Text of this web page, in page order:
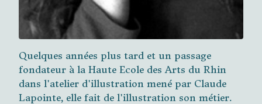
Quelques années plus tard et un passage
fondateur à la Haute Ecole des Arts du Rhin
dans l'atelier d'illustration mené par Claude
Lapointe, elle fait de l'illustration son métier.